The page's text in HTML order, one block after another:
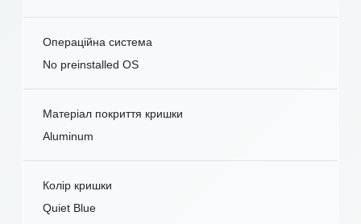
Операційна система
No preinstalled OS
Матеріал покриття кришки
Aluminum
Колір кришки
Quiet Blue